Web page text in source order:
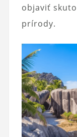
objaviť
prírody.